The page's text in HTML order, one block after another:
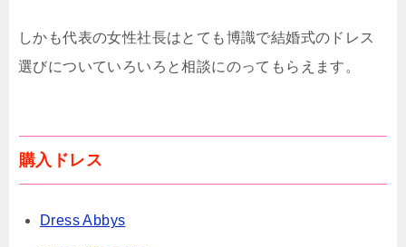
しかも代表の女性社長はとても博識で結婚式のドレス
選びについていろいろと相談にのってもらえます。
購入ドレス
Dress Abbys